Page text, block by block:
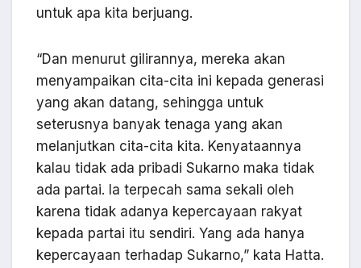
untuk apa kita berjuang.
“Dan menurut gilirannya, mereka akan
menyampaikan cita-cita ini kepada generasi
yang akan datang, sehingga untuk
seterusnya banyak tenaga yang akan
melanjutkan cita-cita kita. Kenyataannya
kalau tidak ada pribadi Sukarno maka tidak
ada partai. Ia terpecah sama sekali oleh
karena tidak adanya kepercayaan rakyat
kepada partai itu sendiri. Yang ada hanya
kepercayaan terhadap Sukarno,” kata Hatta.